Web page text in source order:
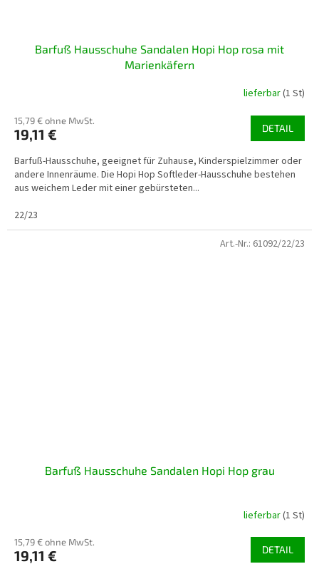
Barfuß Hausschuhe Sandalen Hopi Hop rosa mit
Marienkäfern
lieferbar(1 St)
15,79 € ohne MwSt.
19,11 € DETAIL
Barfuß-Hausschuhe, geeignet für Zuhause, Kinderspielzimmer oder
andere Innenräume. Die Hopi Hop Softleder-Hausschuhe bestehen
aus weichem Leder mit einer gebürsteten...
22/23
Barfuß Hausschuhe Sandalen Hopi Hop grau
lieferbar(1 St)
15,79 € ohne MwSt.
19,11 € DETAIL
Art.-Nr.: 61092/22/23